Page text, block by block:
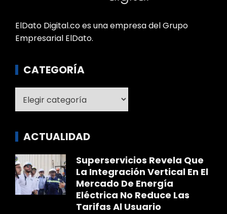
ElDato Digital.co es una empresa del Grupo
Empresarial ElDato.
CATEGORÍA
ACTUALIDAD
Superservicios Revela Que
La Integración Vertical En El
Mercado De Energía
Eléctrica No Reduce Las
Tarifas Al Usuario